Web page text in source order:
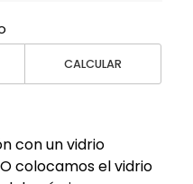
CALCULAR
con un vidrio
colocamos el vidrio